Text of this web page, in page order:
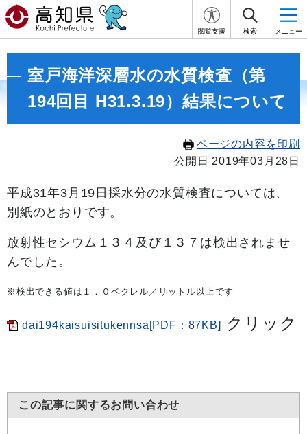
閲覧支援 検索 メニュー
室戸海洋深層水の水質検査（第
194回目 H31.3.19）結果について
ページの内容を印刷
公開日 2019年03月28日
平成31年3月19 日採水分の水質検査については、
別紙のとおりです。
放射性セシウム１３４及び１３７は検出されませ
んでした。
※検出できる値は１．０ベクレル／リットル以上です
dai194kaisuisitukennsa[PDF：87KB] クリック
この記事に関するお問い合わせ